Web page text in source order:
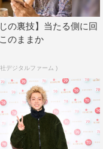
だったりするのでチ
ね」と。
じの裏技】当たる側に回
のままか
デジタルファーム )